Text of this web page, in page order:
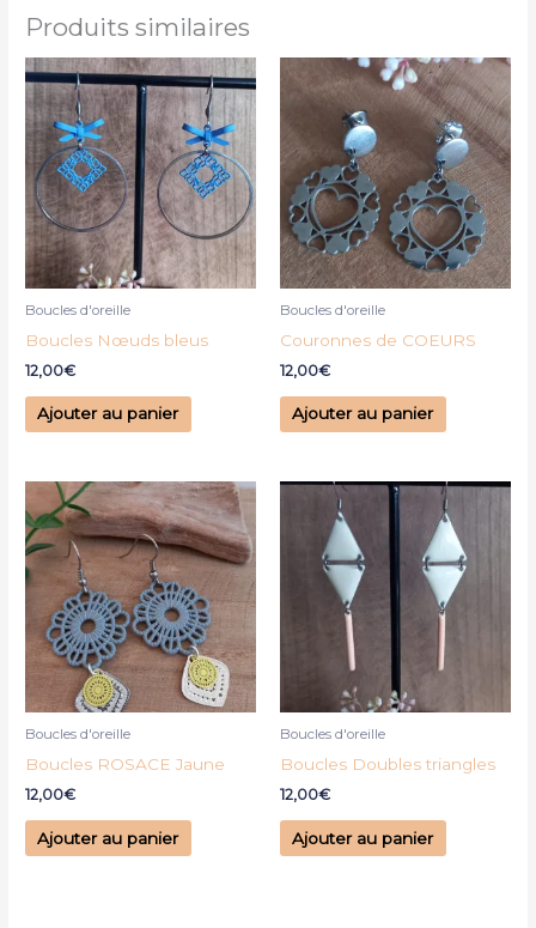
Produits similaires
Boucles d'oreille
Boucles Nœuds bleus
12,00€
Ajouter au panier
Boucles d'oreille
Couronnes de COEURS
12,00€
Ajouter au panier
Boucles d'oreille
Boucles ROSACE Jaune
12,00€
Ajouter au panier
Boucles d'oreille
Boucles Doubles triangles
12,00€
Ajouter au panier